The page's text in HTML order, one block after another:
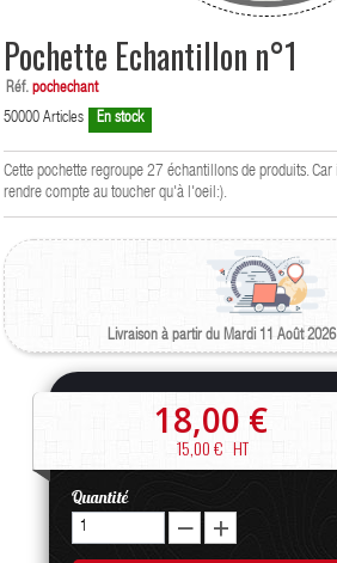
Pochette Echantillon n°1
Réf. pochechant
50000 Articles En stock
Cette pochette regroupe 27 échantillons de produits.
rendre compte au toucher qu'à l'oeil:).
Livraison à partir du Mardi 11 Août
18,00 €
15,00 € HT
Quantité